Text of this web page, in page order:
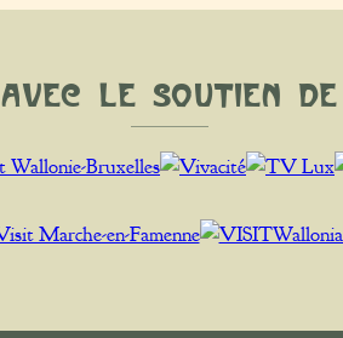
Avec le soutien de